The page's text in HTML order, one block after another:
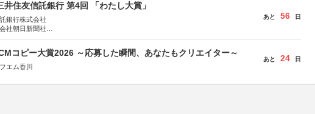
井住友信託銀行 第4回 「わたし大賞」
銀行株式会社
社朝日新聞社
あと 56 日
コピー大賞2026 ～応募した瞬間、あなたもクリエイター～
エム香川
あと 24 日